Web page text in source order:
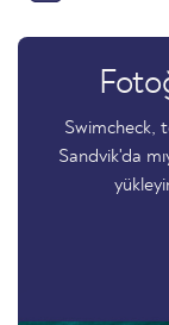
Swimcheck,
Sandvik'da